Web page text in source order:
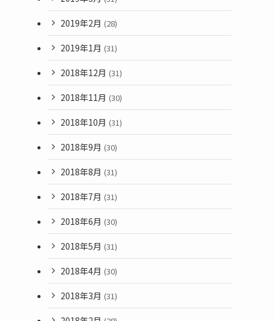
2019年2月 (28)
2019年1月 (31)
2018年12月 (31)
2018年11月 (30)
2018年10月 (31)
2018年9月 (30)
2018年8月 (31)
2018年7月 (31)
2018年6月 (30)
2018年5月 (31)
2018年4月 (30)
2018年3月 (31)